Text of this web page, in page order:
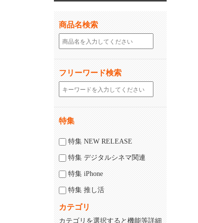
商品名検索
フリーワード検索
特集
特集 NEW RELEASE
特集 デジタルシネマ関連
特集 iPhone
特集 推し活
カテゴリ
カテゴリを選択すると機能等詳細